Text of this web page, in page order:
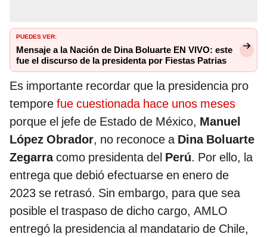
PUEDES VER:
Mensaje a la Nación de Dina Boluarte EN VIVO: este
fue el discurso de la presidenta por Fiestas Patrias
Es importante recordar que la presidencia pro
tempore fue cuestionada hace unos meses
porque el jefe de Estado de México, Manuel
López Obrador, no reconoce a Dina Boluarte
Zegarracomo presidenta del Perú. Por ello, la
entrega que debió efectuarse en enero de
2023 se retrasó. Sin embargo, para que sea
posible el traspaso de dicho cargo, AMLO
entregó la presidencia al mandatario de Chile,